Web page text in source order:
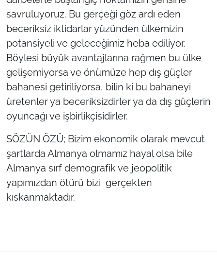
savruluyoruz. Bu gerçeği göz ardı eden
beceriksiz iktidarlar yüzünden ülkemizin
potansiyeli ve geleceğimiz heba ediliyor.
Böylesi büyük avantajlarına rağmen bu ülke
gelişemiyorsa ve önümüze hep dış güçler
bahanesi getiriliyorsa, bilin ki bu bahaneyi
üretenler ya beceriksizdirler ya da dış güçlerin
oyuncağı ve işbirlikçisidirler.
SÖZÜN ÖZÜ; Bizim ekonomik olarak mevcut
şartlarda Almanya olmamız hayal olsa bile
Almanya sırf demografik ve jeopolitik
yapımızdan ötürü bizi gerçekten
kıskanmaktadır.